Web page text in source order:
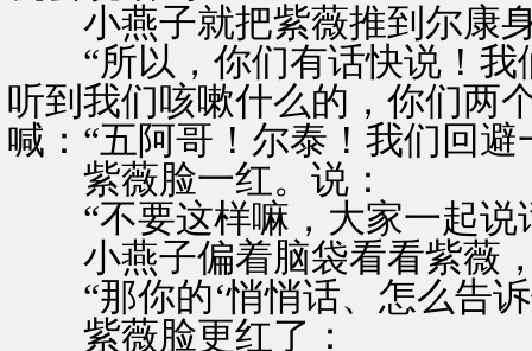
小燕子就把紫薇推到尔康
“所以，你们有话快说！我
听到我们咳嗽什么的，你们两
喊：“五阿哥！尔泰！我们回避
紫薇脸一红。说：
“不要这样嘛，大家一起
小燕子偏着脑袋看看紫薇
“那你的‘悄悄话、怎么告诉
紫薇脸更红了：